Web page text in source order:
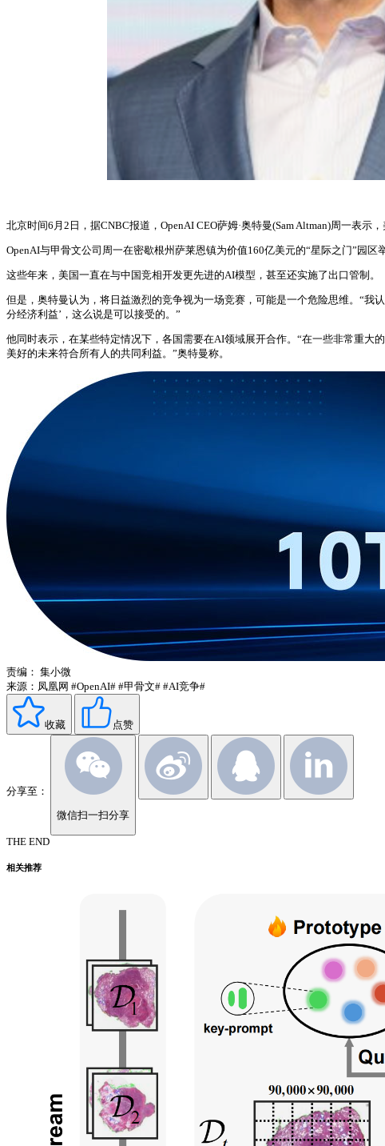
北京时间6月2日，据CNBC报道，OpenAI CEO萨姆·奥特曼(Sam Altman)周一表
OpenAI与甲骨文公司周一在密歇根州萨莱恩镇为价值160亿美元的“星际之门”园区
这些年来，美国一直在与中国竞相开发更先进的AI模型，甚至还实施了出口管制。
但是，奥特曼认为，将日益激烈的竞争视为一场竞赛，可能是一个危险思维。“我
分经济利益’，这么说是可以接受的。”
他同时表示，在某些特定情况下，各国需要在AI领域展开合作。“在一些非常重
美好的未来符合所有人的共同利益。”奥特曼称。
责编： 集小微
来源：凤凰网 #OpenAI# #甲骨文# #AI竞争#
收藏 点赞
分享至：
微信扫一扫分享
THE END
相关推荐